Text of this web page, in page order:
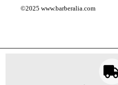
©2025www.barberalia.com